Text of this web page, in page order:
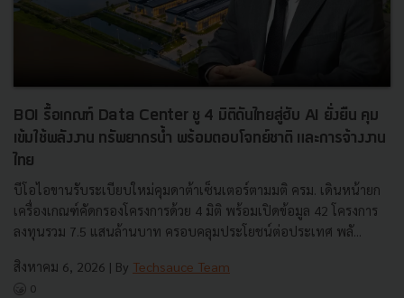
BOI รื้อเกณฑ์ Data Center ชู 4 มิติดันไทยสู่ฮับ AI ยั่งยืน คุม
เข้มใช้พลังงาน ทรัพยากรน้ำ พร้อมตอบโจทย์ชาติ และการจ้างงาน
ไทย
บีโอไอขานรับระเบียบใหม่คุมดาต้าเซ็นเตอร์ตามมติ ครม. เดินหน้ายก
เครื่องเกณฑ์คัดกรองโครงการด้วย 4 มิติ พร้อมเปิดข้อมูล 42 โครงการ
ลงทุนรวม 7.5 แสนล้านบาท ครอบคลุมประโยชน์ต่อประเทศ พลั...
สิงหาคม 6, 2026 | By Techsauce Team
0